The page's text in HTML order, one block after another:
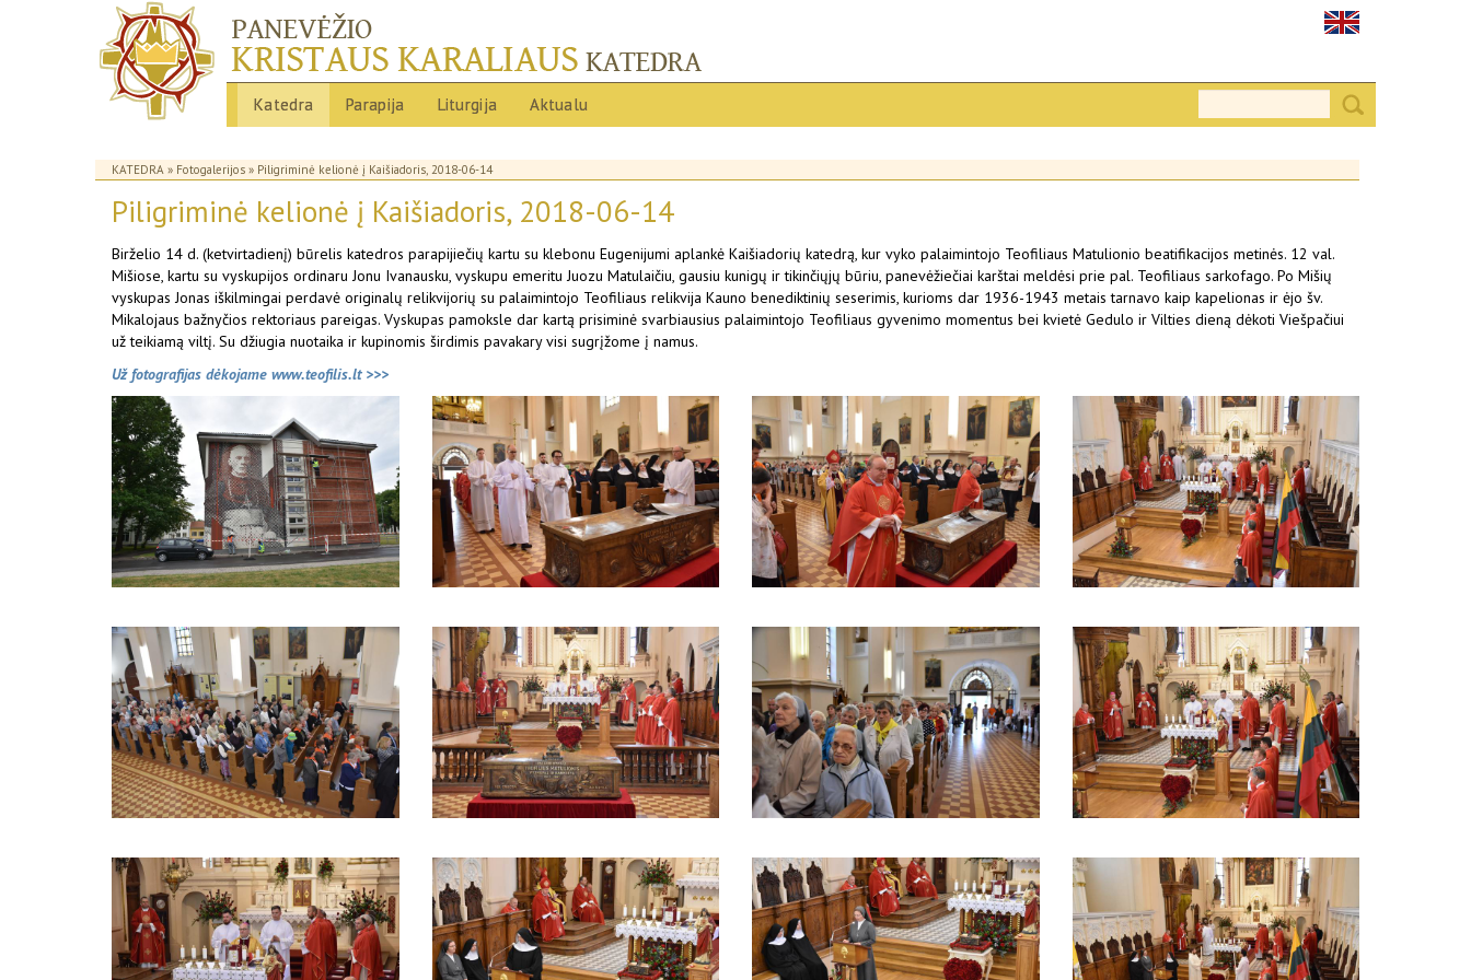
Katedra Parapija Liturgija Aktualu
KATEDRA » Fotogalerijos » Piligriminė kelionė į Kaišiadoris, 2018-06-14
Piligriminė kelionė į Kaišiadoris, 2018-06-14
Birželio 14 d. (ketvirtadienį) būrelis katedros parapijiečių kartu su klebonu Eugenijumi aplankė Kaišiadorių katedrą, kur vyko palaimintojo Teofiliaus Matulionio beatifikacijos metinės. 12 val.
Mišiose, kartu su vyskupijos ordinaru Jonu Ivanausku, vyskupu emeritu Juozu Matulaičiu, gausiu kunigų ir tikinčiųjų būriu, panevėžiečiai karštai meldėsi prie pal. Teofiliaus sarkofago. Po Mišių
vyskupas Jonas iškilmingai perdavė originalų relikvijorių su palaimintojo Teofiliaus relikvija Kauno benediktinių seserimis, kurioms dar 1936-1943 metais tarnavo kaip kapelionas ir ėjo šv.
Mikalojaus bažnyčios rektoriaus pareigas. Vyskupas pamoksle dar kartą prisiminė svarbiausius palaimintojo Teofiliaus gyvenimo momentus bei kvietė Gedulo ir Vilties dieną dėkoti Viešpačiui
už teikiamą viltį. Su džiugia nuotaika ir kupinomis širdimis pavakary visi sugrįžome į namus.
Už fotografijas dėkojame www.teofilis.lt >>>